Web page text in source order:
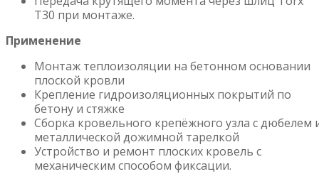
T30 при монтаже.
Применение
Монтаж теплоизоляции на бетонном основании
плоской кровли
Крепление гидроизоляционных покрытий по
бетону и стяжке
Сборка кровельного крепёжного узла с дюбелем
металлической дожимной тарелкой
Устройство и ремонт плоских кровель с
механическим способом фиксации.